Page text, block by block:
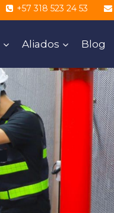
+57 318 523 24 53
Aliados Blog